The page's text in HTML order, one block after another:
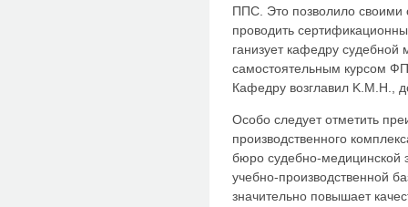
ППС. Это позволило своими
проводить
ганизует кафедру
самостоятельным курсом
Кафедру возглавил K.M.H.,
Особо следует отметить
производственного
бюро судебно-медицинской
учебно-производственной
значительно повышает